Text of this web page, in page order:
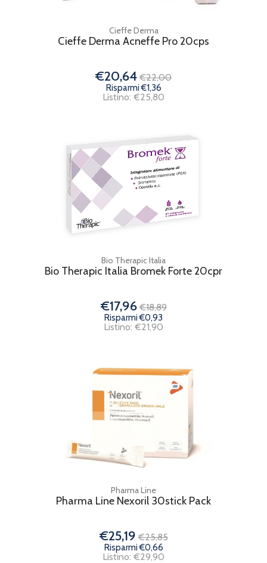
Cieffe Derma
Cieffe Derma Acneffe Pro 20cps
€20,64 €22,00
Risparmi €1,36
Listino: €25,80
Bio Therapic Italia
Bio Therapic Italia Bromek Forte 20cpr
€17,96 €18,89
Risparmi €0,93
Listino: €21,90
Pharma Line
Pharma Line Nexoril 30stick Pack
€25,19 €25,85
Risparmi €0,66
Listino: €29,90